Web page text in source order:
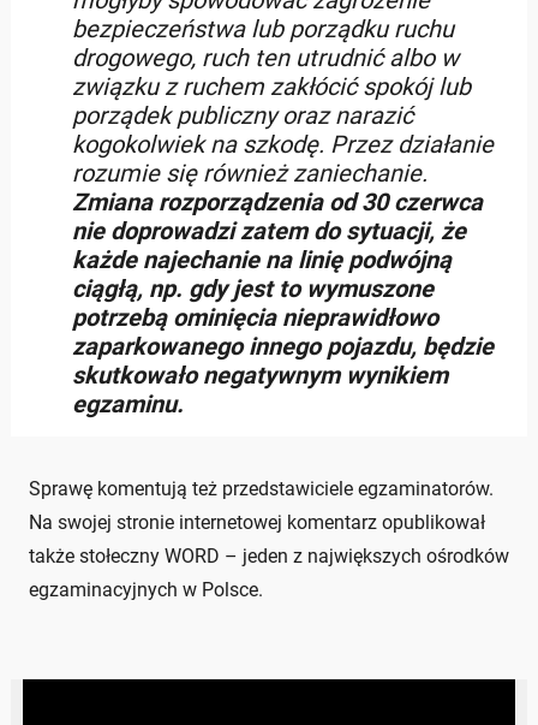
bezpieczeństwa lub porządku ruchu
drogowego, ruch ten utrudnić albo w
związku z ruchem zakłócić spokój lub
porządek publiczny oraz narazić
kogokolwiek na szkodę. Przez działanie
rozumie się również zaniechanie.
Zmiana rozporządzenia od 30 czerwca
nie doprowadzi zatem do sytuacji, że
każde najechanie na linię podwójną
ciągłą, np. gdy jest to wymuszone
potrzebą ominięcia nieprawidłowo
zaparkowanego innego pojazdu, będzie
skutkowało negatywnym wynikiem
egzaminu.
Sprawę komentują też przedstawiciele egzaminatorów.
Na swojej stronie internetowej komentarz opublikował
także stołeczny WORD – jeden z największych ośrodków
egzaminacyjnych w Polsce.